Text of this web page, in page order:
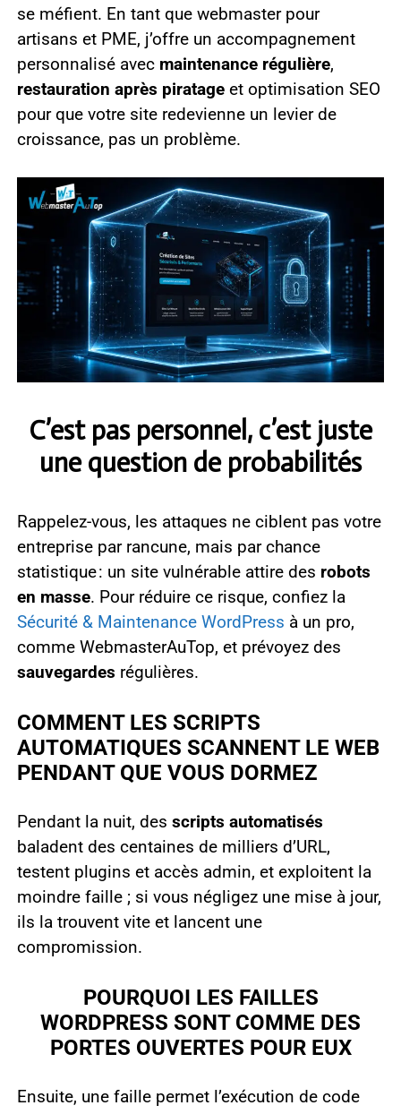
se méfient. En tant que webmaster pour
artisans et PME, j’offre un accompagnement
personnalisé avec maintenance régulière,
restauration après piratageet optimisation SEO
pour que votre site redevienne un levier de
croissance, pas un problème.
C’est pas personnel, c’est juste
une question de probabilités
Rappelez-vous, les attaques ne ciblent pas votre
entreprise par rancune, mais par chance
statistique : un site vulnérable attire des robots
en masse. Pour réduire ce risque, confiez la
Sécurité & Maintenance WordPress à un pro,
comme WebmasterAuTop, et prévoyez des
sauvegardes régulières.
COMMENT LES SCRIPTS
AUTOMATIQUES SCANNENT LE WEB
PENDANT QUE VOUS DORMEZ
Pendant la nuit, des scripts automatisés
baladent des centaines de milliers d’URL,
testent plugins et accès admin, et exploitent la
moindre faille ; si vous négligez une mise à jour,
ils la trouvent vite et lancent une
compromission.
POURQUOI LES FAILLES
WORDPRESS SONT COMME DES
PORTES OUVERTES POUR EUX
Ensuite, une faille permet l’exécution de code